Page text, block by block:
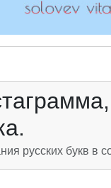
русских букв в